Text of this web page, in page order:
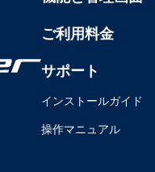
ご利用料金
サポート
インストールガイド
操作マニュアル